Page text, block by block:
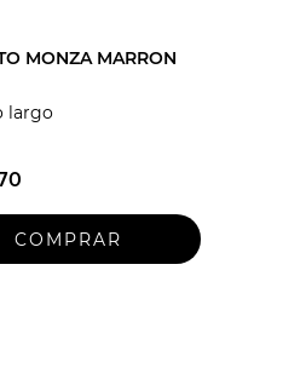
MONZA MARRON
largo